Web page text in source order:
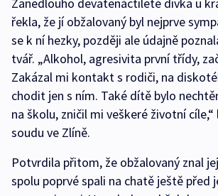
Zanedlouho devatenáctileté dívka u
řekla, že jí obžalovaný byl nejprve
se k ní hezky, později ale údajně
tvář. „Alkohol, agresivita první třídy,
Zakázal mi kontakt s rodiči, na
chodit jen s ním. Také dítě bylo
na školu, zničil mi veškeré životní
soudu ve Zlíně.
Potvrdila přitom, že obžalovaný znal
spolu poprvé spali na chatě ještě před